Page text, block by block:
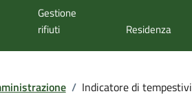
Gestione
rifiuti
Residenza
/ Indicatore di